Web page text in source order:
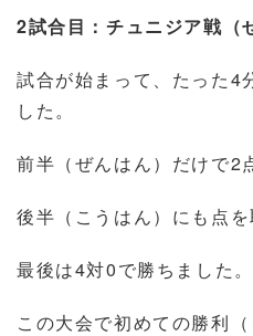
2試合目：チュニジア戦（
試合が始まって、たった4
した。
前半（ぜんはん）だけで2
後半（こうはん）にも点を
最後は4対0で勝ちました。
この大会で初めての勝利（